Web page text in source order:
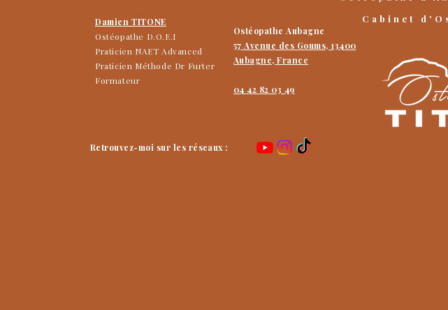
Damien TITONE
Ostéopathe D.O.E.I
Praticien NAET Advanced
Praticien Méthode Dr Furter
Formateur
Ostéopathe Aubagne
57 Avenue des Goums, 13400
Aubagne, France
04 42 82 03 49
Retrouvez-moi sur les réseaux :
Cabinet